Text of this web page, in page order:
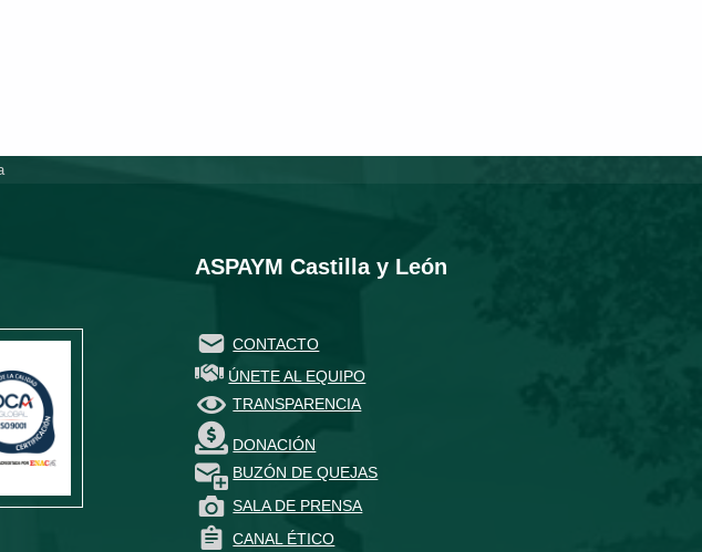
ASPAYM Castilla y León
CONTACTO
ÚNETE AL EQUIPO
TRANSPARENCIA
DONACIÓN
BUZÓN DE QUEJAS
SALA DE PRENSA
CANAL ÉTICO